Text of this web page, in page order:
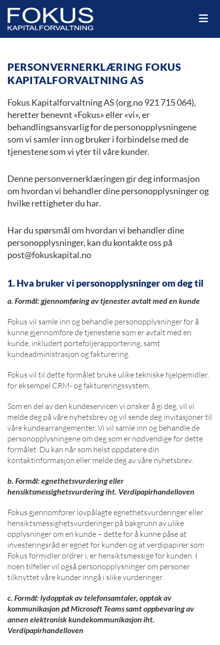
PERSONVERNERKLÆRING FOKUS
KAPITALFORVALTNING AS
Fokus Kapitalforvaltning AS (org.no 921 715 064),
heretter benevnt «Fokus» eller «vi», er
behandlingsansvarlig for de personopplysningene
som vi samler inn og bruker i forbindelse med de
tjenestene som vi yter til våre kunder.
Denne personvernerklæringen gir deg informasjon
om hvordan vi behandler dine personopplysninger og
hvilke rettigheter du har.
Har du spørsmål om hvordan vi behandler dine
personopplysninger, kan du kontakte oss på
post@fokuskapital.no
1. Hva bruker vi personopplysninger om deg til
a. Formål: gjennomføring av tjenester avtalt med en kunde
Fokus vil samle inn og behandle personopplysninger for å
kunne gjennomføre de tjenestene som er avtalt med en
kunde, inkludert porteføljerapportering, samt
kundeadministrasjon og fakturering.
Fokus vil til dette formålet bruke ulike tekniske hjelpemidler,
for eksempel CRM- og faktureringssystem.
Som en del av den kundeservicen vi ønsker å gi deg, vil vi
melde deg på våre nyhetsbrev og vil sende deg invitasjoner til
våre kundearrangementer. Vi vil samle inn og behandle de
personopplysningene om deg som er nødvendige for dette
formålet. Du kan når som helst oppdatere din
kontaktinformasjon eller melde deg av våre nyhetsbrev.
b. Formål: egnethetsvurdering eller
hensiktsmessighetsvurdering iht. Verdipapirhandelloven
Fokus gjennomfører lovpålagte egnethetsvurderinger eller
hensiktsmessighetsvurderinger på bakgrunn av ulike
opplysninger om en kunde – dette for å kunne påse at
investeringsråd er egnet for kunden og at verdipapirer som
Fokus formidler ordrer i, er hensiktsmessige for kunden. I
noen tilfeller vil også personopplysninger om personer
tilknyttet våre kunder inngå i slike vurderinger.
c. Formål: lydopptak av telefonsamtaler, opptak av
kommunikasjon på Microsoft Teams samt oppbevaring av
annen elektronisk kundekommunikasjon iht.
Verdipapirhandelloven